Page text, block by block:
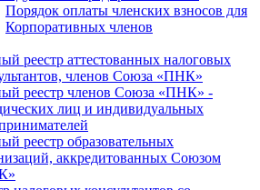
Порядок оплаты членских взносов для
Корпоративных членов
реестр аттестованных налоговых
членов Союза «ПНК»
реестр членов Союза «ПНК» -
лиц и индивидуальных
реестр образовательных
аккредитованных Союзом